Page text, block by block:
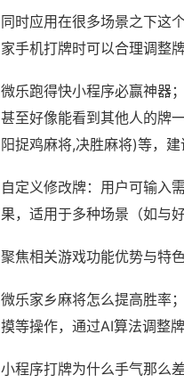
同时应用在很多场景之下这
家手机打牌时可以合理调整
微乐跑得快小程序必赢神器
甚至好像能看到其他人的牌
阳捉鸡麻将,决胜麻将)等，建
自定义修改牌：用户可输入
果，适用于多种场景（如与
聚焦相关游戏功能优势与特色
微乐家乡麻将怎么提高胜率
摸等操作，通过AI算法调整
小程序打牌为什么手气那么